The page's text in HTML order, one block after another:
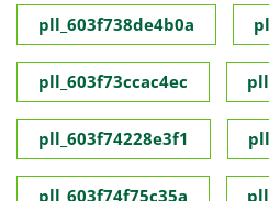
pll_603f738de4b0a
pll_603f73ccac4ec
pll_603f74228e3f1
pll_603f74f75c35a